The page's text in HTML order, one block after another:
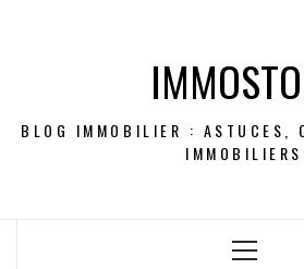
BLOG IMMOBILIER : ASTUCES,
IMMOBILIERS
Primary